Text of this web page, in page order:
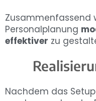
Zusammenfassend
Personalplanung
effektiver zu
Nachdem das